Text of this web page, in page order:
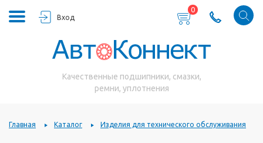
Вход
0
Качественные подшипники, смазки,
ремни, уплотнения
Главная Каталог Изделия для технического обслуживания